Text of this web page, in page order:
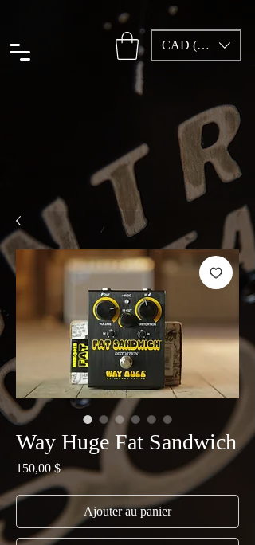
CAD (C$)
Way Huge Fat Sandwich
150,00 $Prix
Ajouter au panier